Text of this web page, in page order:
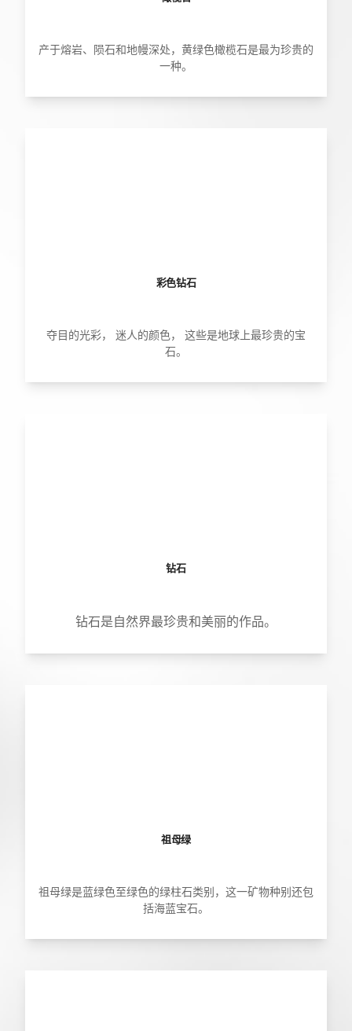
产于熔岩、陨石和地幔深处，黄绿色橄榄石是最为珍贵的
一种。
彩色钻石
夺目的光彩， 迷人的颜色， 这些是地球上最珍贵的宝
石。
钻石
钻石是自然界最珍贵和美丽的作品。
祖母绿
祖母绿是蓝绿色至绿色的绿柱石类别，这一矿物种别还包
括海蓝宝石。